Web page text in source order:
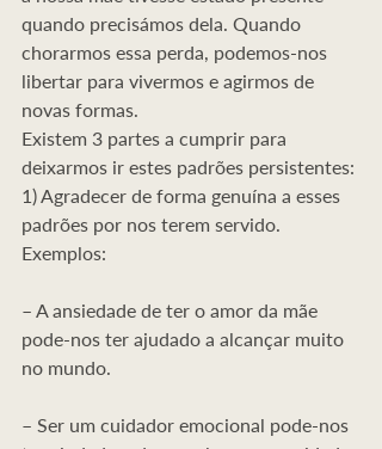
quando precisámos dela. Quando
chorarmos essa perda, podemos-nos
libertar para vivermos e agirmos de
novas formas.
Existem 3 partes a cumprir para
deixarmos ir estes padrões persistentes:
1) Agradecer de forma genuína a esses
padrões por nos terem servido.
Exemplos:
– A ansiedade de ter o amor da mãe
pode-nos ter ajudado a alcançar muito
no mundo.
– Ser um cuidador emocional pode-nos